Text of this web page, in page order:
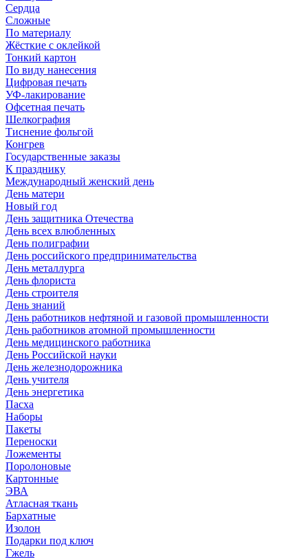
Сердца
Сложные
По материалу
Жёсткие с оклейкой
Тонкий картон
По виду нанесения
Цифровая печать
УФ-лакирование
Офсетная печать
Шелкография
Тиснение фольгой
Конгрев
Государственные заказы
К празднику
Международный женский день
День матери
Новый год
День защитника Отечества
День всех влюбленных
День полиграфии
День российского предпринимательства
День металлурга
День флориста
День строителя
День знаний
День работников нефтяной и газовой промышленности
День работников атомной промышленности
День медицинского работника
День Российской науки
День железнодорожника
День учителя
День энергетика
Пасха
Наборы
Пакеты
Переноски
Ложементы
Поролоновые
Картонные
ЭВА
Атласная ткань
Бархатные
Изолон
Подарки под ключ
Гжель